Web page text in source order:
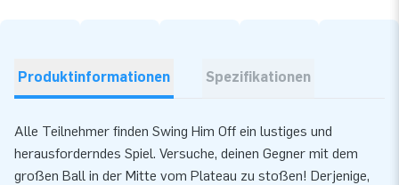
Produktinformationen Spezifikationen
Alle Teilnehmer finden Swing Him Off ein lustiges und
herausforderndes Spiel. Versuche, deinen Gegner mit dem
großen Ball in der Mitte vom Plateau zu stoßen! Derjenige,